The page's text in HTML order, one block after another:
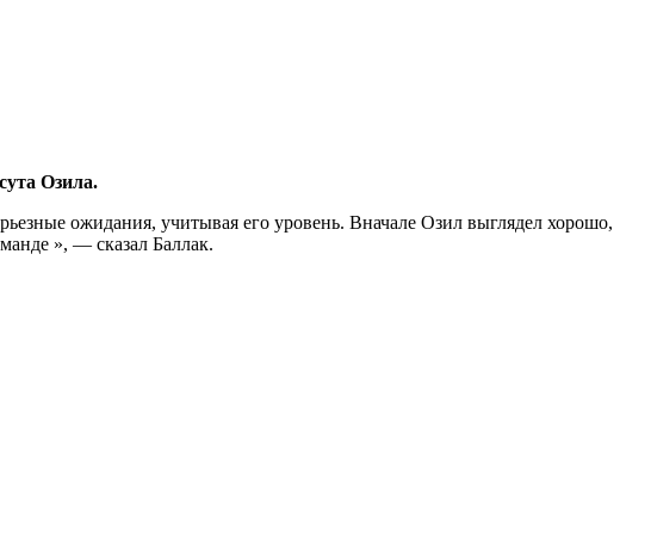
Озила.
ожидания, учитывая его уровень. Вначале Озил выглядел хорошо,
», — сказал Баллак.